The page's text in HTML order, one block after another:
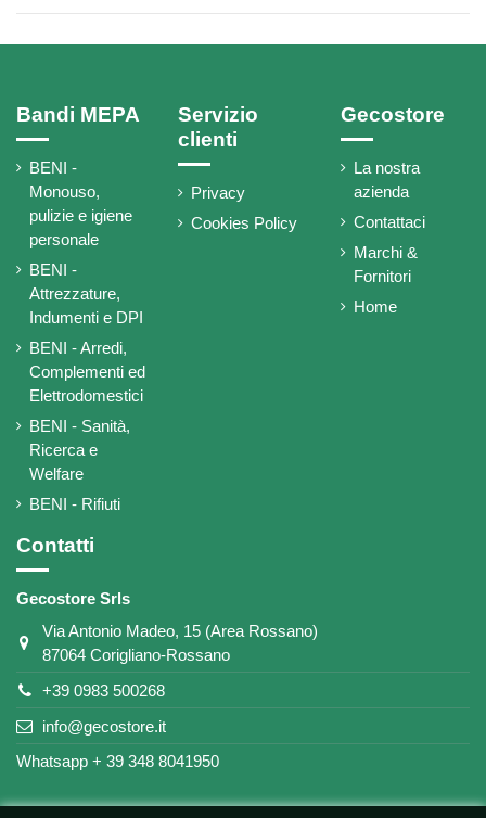
Bandi MEPA
BENI -
Monouso,
pulizie e igiene
personale
BENI -
Attrezzature,
Indumenti e DPI
BENI - Arredi,
Complementi ed
Elettrodomestici
BENI - Sanità,
Ricerca e
Welfare
BENI - Rifiuti
Servizio
clienti
Privacy
Cookies Policy
Gecostore
La nostra
azienda
Contattaci
Marchi &
Fornitori
Home
Contatti
Gecostore Srls
Via Antonio Madeo, 15 (Area Rossano)
87064 Corigliano-Rossano
+39 0983 500268
info@gecostore.it
Whatsapp + 39 348 8041950